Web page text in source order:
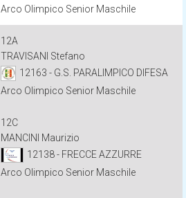
Arco Olimpico Senior Maschile
12A
TRAVISANI Stefano
12163 - G.S. PARALIMPICO DIFESA
Arco Olimpico Senior Maschile
12C
MANCINI Maurizio
12138 - FRECCE AZZURRE
Arco Olimpico Senior Maschile